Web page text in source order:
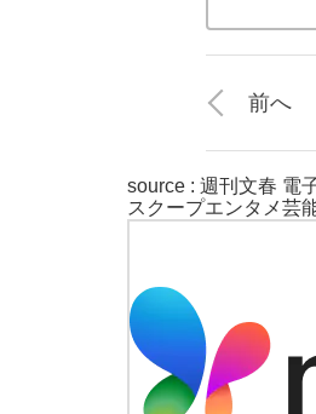
前へ
source : 週刊文春 電
スクープエンタメ芸